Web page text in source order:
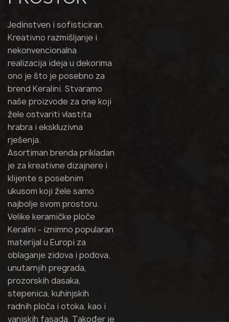
Jedinstven i sofisticiran.
Kreativno razmišljanje i
nekonvencionalna
realizacija ideja u dekorima
ono je što je posebno za
brend Keralini. Stvaramo
naše proizvode za one koji
žele ostvariti vlastita
hrabra i ekskluzivna
rješenja.
Asortiman brenda prikladan
je za kreativne dizajnere i
klijente s posebnim
ukusom koji žele samo
najbolje svom prostoru.
Velike keramičke ploče
Keralini - iznimno popularan
materijal u Europi za
oblaganje zidova i podova,
unutarnjih pregrada,
prozorskih dasaka,
stepenica, kuhinjskih
radnih ploča i otoka, kao i
vanjskih fasada. Također je